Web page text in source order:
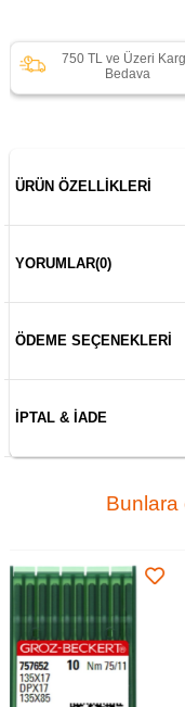
750 TL ve Üzeri
Bedava
ÜRÜN ÖZELLIKLERI
YORUMLAR(0)
ÖDEME SEÇENEKLERI
İPTAL & İADE
Bunlara